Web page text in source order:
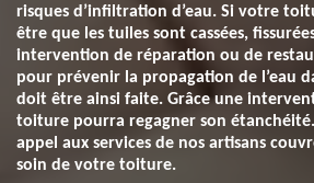
risques d’infiltration d’eau. Si votre
être que les tuiles sont cassées,
intervention de réparation ou de
pour prévenir la propagation de l’eau
doit être ainsi faite. Grâce une
toiture pourra regagner son étanchéité.
appel aux services de nos artisans
soin de votre toiture.